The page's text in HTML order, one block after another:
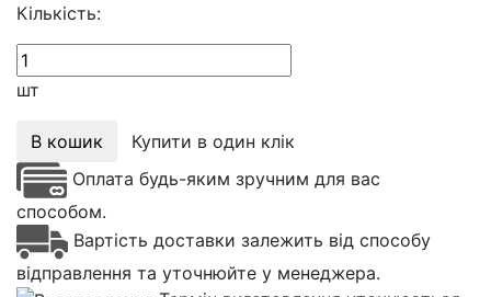
Кількість:
шт
В кошик
Купити в один клік
Оплата будь-яким зручним для вас
способом.
Вартість доставки залежить від способу
відправлення та уточнюйте у менеджера.